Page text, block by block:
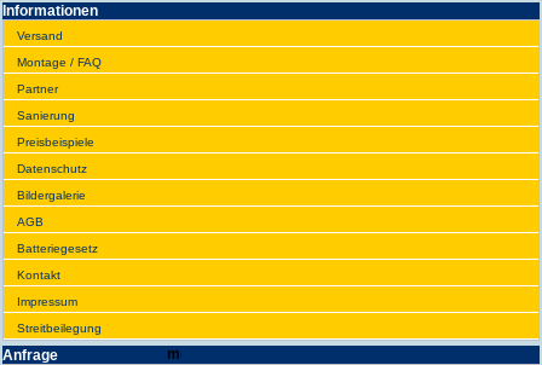
Infor­ma­tionen
Versand
Montage / FAQ
Partner
Sanie­rung
Preis­beispiele
Daten­schutz
Bilder­galerie
AGB
Batte­rie­gesetz
Kontakt
Impres­sum
Streit­bei­legung
Anfrage